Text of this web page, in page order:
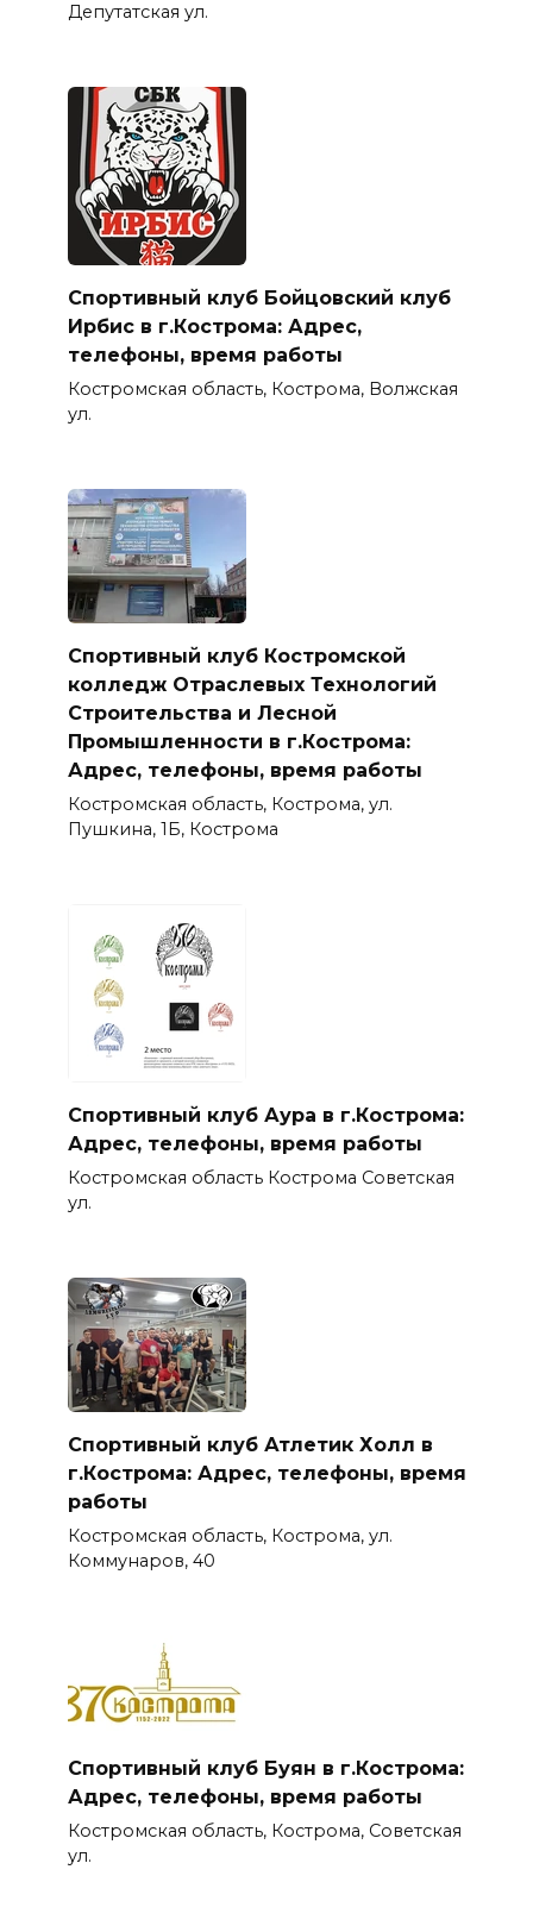
Депутатская ул.
Спортивный клуб Бойцовский клуб
Ирбис в г.Кострома: Адрес,
телефоны, время работы
Костромская область, Кострома, Волжская
ул.
Спортивный клуб Костромской
колледж Отраслевых Технологий
Строительства и Лесной
Промышленности в г.Кострома:
Адрес, телефоны, время работы
Костромская область, Кострома, ул.
Пушкина, 1Б, Кострома
Спортивный клуб Аура в г.Кострома:
Адрес, телефоны, время работы
Костромская область Кострома Советская
ул.
Спортивный клуб Атлетик Холл в
г.Кострома: Адрес, телефоны, время
работы
Костромская область, Кострома, ул.
Коммунаров, 40
Спортивный клуб Буян в г.Кострома:
Адрес, телефоны, время работы
Костромская область, Кострома, Советская
ул.